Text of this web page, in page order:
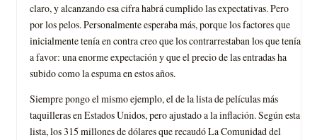
claro, y alcanzando esa cifra habrá cumplido las expectativas. Pero
por los pelos. Personalmente esperaba más, porque los factores que
inicialmente tenía en contra creo que los contrarrestaban los que tenía
a favor: una enorme expectación y que el precio de las entradas ha
subido como la espuma en estos años.
Siempre pongo el mismo ejemplo, el de la lista de películas más
taquilleras en Estados Unidos, pero ajustado a la inflación. Según esta
lista, los 315 millones de dólares que recaudó La Comunidad del